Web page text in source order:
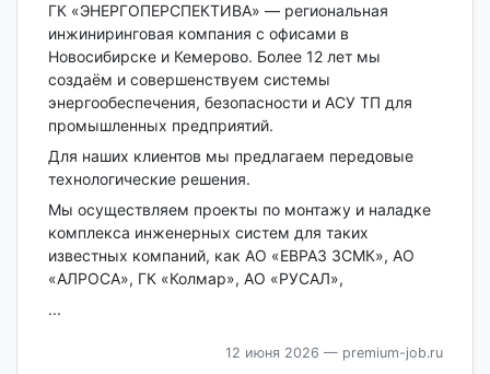
ГК «ЭНЕРГОПЕРСПЕКТИВА» — региональная
инжиниринговая компания с офисами в
Новосибирске и Кемерово. Более 12 лет мы
создаём и совершенствуем системы
энергообеспечения, безопасности и АСУ ТП для
промышленных предприятий.
Для наших клиентов мы предлагаем передовые
технологические решения.
Мы осуществляем проекты по монтажу и наладке
комплекса инженерных систем для таких
известных компаний, как АО «ЕВРАЗ ЗСМК», АО
«АЛРОСА», ГК «Колмар», АО «РУСАЛ»,
...
12 июня 2026 — premium-job.ru